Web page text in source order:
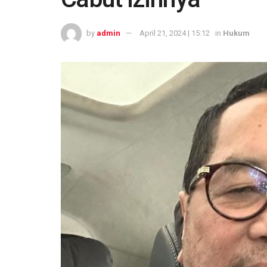
by admin April 21, 2024 | 15:12 in Hukum